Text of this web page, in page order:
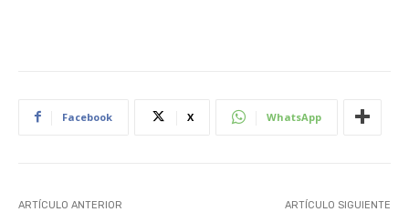
Facebook X WhatsApp
ARTÍCULO ANTERIOR ARTÍCULO SIGUIENTE